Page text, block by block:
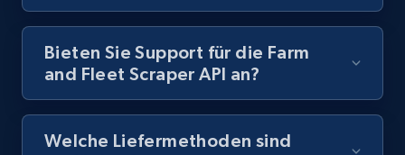
category URL or brand URL
Bieten Sie Support für die Farm
and Fleet Scraper API an?
Welche Liefermethoden sind